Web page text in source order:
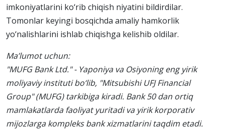
imkoniyatlarini ko‘rib chiqish niyatini bildirdilar.
Tomonlar keyingi bosqichda amaliy hamkorlik
yo‘nalishlarini ishlab chiqishga kelishib oldilar.
Ma’lumot uchun:
"MUFG Bank Ltd." - Yaponiya va Osiyoning eng yirik
moliyaviy instituti bo‘lib, "Mitsubishi UFJ Financial
Group" (MUFG) tarkibiga kiradi. Bank 50 dan ortiq
mamlakatlarda faoliyat yuritadi va yirik korporativ
mijozlarga kompleks bank xizmatlarini taqdim etadi.